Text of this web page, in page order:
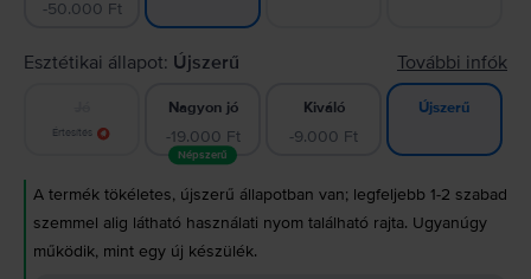
-50.000 Ft
Esztétikai állapot: Újszerű További infók
Értesítés
Nagyon jó
-19.000 Ft
Népszerű
Kiváló
-9.000 Ft
Újszerű
A termék tökéletes, újszerű állapotban van; legfeljebb 1-2 szabad
szemmel alig látható használati nyom található rajta. Ugyanúgy
működik, mint egy új készülék.